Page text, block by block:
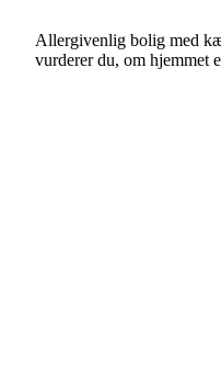
Allergivenlig bolig med
vurderer du, om hjemmet